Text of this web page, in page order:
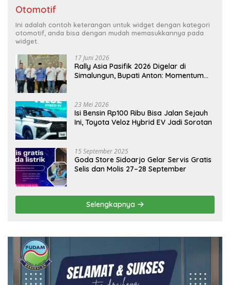
Otomotif
Ini adalah contoh keterangan untuk widget dengan kategori
otomotif, anda bisa dengan mudah memasukkannya pada
widget.
17 Juni 2026
Rally Asia Pasifik 2026 Digelar di
Simalungun, Bupati Anton: Momentum
23 Mei 2026
Isi Bensin Rp100 Ribu Bisa Jalan Sejauh
Ini, Toyota Veloz Hybrid EV Jadi Sorotan
15 September 2025
Goda Store Sidoarjo Gelar Servis Gratis
Selis dan Molis 27–28 September
Selengkapnya